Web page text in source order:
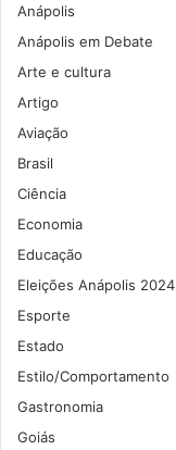
Anápolis
Anápolis em Debate
Arte e cultura
Artigo
Aviação
Brasil
Ciência
Economia
Educação
Eleições Anápolis 2024
Esporte
Estado
Estilo/Comportamento
Gastronomia
Goiás